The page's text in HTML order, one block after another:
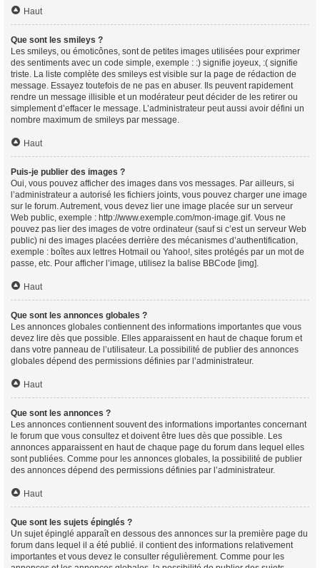
Haut
Que sont les smileys ?
Les smileys, ou émoticônes, sont de petites images utilisées pour exprimer
des sentiments avec un code simple, exemple : :) signifie joyeux, :( signifie
triste. La liste complète des smileys est visible sur la page de rédaction de
message. Essayez toutefois de ne pas en abuser. Ils peuvent rapidement
rendre un message illisible et un modérateur peut décider de les retirer ou
simplement d’effacer le message. L’administrateur peut aussi avoir défini un
nombre maximum de smileys par message.
Haut
Puis-je publier des images ?
Oui, vous pouvez afficher des images dans vos messages. Par ailleurs, si
l’administrateur a autorisé les fichiers joints, vous pouvez charger une image
sur le forum. Autrement, vous devez lier une image placée sur un serveur
Web public, exemple : http://www.exemple.com/mon-image.gif. Vous ne
pouvez pas lier des images de votre ordinateur (sauf si c’est un serveur Web
public) ni des images placées derrière des mécanismes d’authentification,
exemple : boîtes aux lettres Hotmail ou Yahoo!, sites protégés par un mot de
passe, etc. Pour afficher l’image, utilisez la balise BBCode [img].
Haut
Que sont les annonces globales ?
Les annonces globales contiennent des informations importantes que vous
devez lire dès que possible. Elles apparaissent en haut de chaque forum et
dans votre panneau de l’utilisateur. La possibilité de publier des annonces
globales dépend des permissions définies par l’administrateur.
Haut
Que sont les annonces ?
Les annonces contiennent souvent des informations importantes concernant
le forum que vous consultez et doivent être lues dès que possible. Les
annonces apparaissent en haut de chaque page du forum dans lequel elles
sont publiées. Comme pour les annonces globales, la possibilité de publier
des annonces dépend des permissions définies par l’administrateur.
Haut
Que sont les sujets épinglés ?
Un sujet épinglé apparaît en dessous des annonces sur la première page du
forum dans lequel il a été publié. il contient des informations relativement
importantes et vous devez le consulter régulièrement. Comme pour les